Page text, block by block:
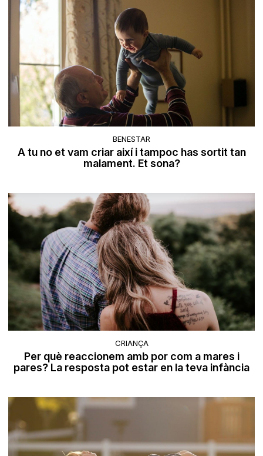
BENESTAR
A tu no et vam criar així i tampoc has sortit tan
malament. Et sona?
CRIANÇA
Per què reaccionem amb por com a mares i
pares? La resposta pot estar en la teva infància